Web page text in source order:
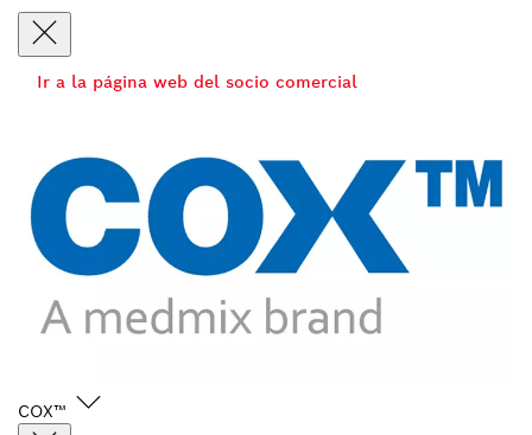
Ir a la página web del socio comercial
COX™